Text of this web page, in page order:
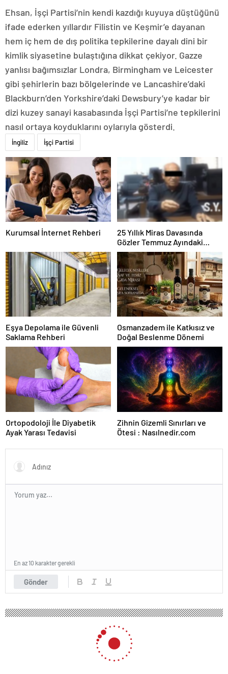
Ehsan, İşçi Partisi’nin kendi kazdığı kuyuya düştüğünü
ifade ederken yıllardır Filistin ve Keşmir’e dayanan
hem iç hem de dış politika tepkilerine dayalı dini bir
kimlik siyasetine bulaştığına dikkat çekiyor. Gazze
yanlısı bağımsızlar Londra, Birmingham ve Leicester
gibi şehirlerin bazı bölgelerinde ve Lancashire’daki
Blackburn’den Yorkshire’daki Dewsbury’ye kadar bir
dizi kuzey sanayi kasabasında İşçi Partisi’ne tepkilerini
nasıl ortaya koyduklarını oylarıyla gösterdi.
İngiliz İşçi Partisi
Kurumsal İnternet Rehberi
25 Yıllık Miras Davasında
Gözler Temmuz Ayındaki
Karar Duruşmasına Çevrildi
Eşya Depolama ile Güvenli
Saklama Rehberi
Osmanzadem ile Katkısız ve
Doğal Beslenme Dönemi
Ortopodoloji İle Diyabetik
Ayak Yarası Tedavisi
Zihnin Gizemli Sınırları ve
Ötesi : Nasılnedir.com
Gönder
En az 10 karakter gerekli